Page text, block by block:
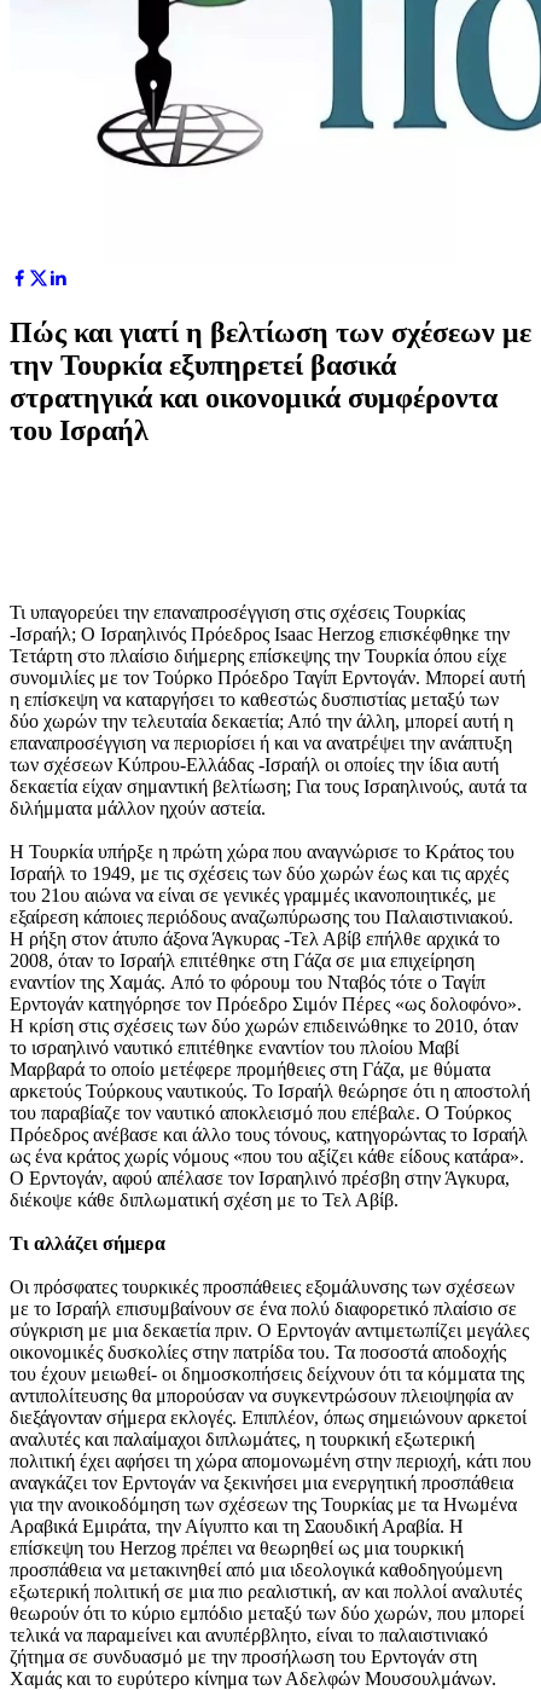
Πώς και γιατί η βελτίωση των σχέσεων με
την Τουρκία εξυπηρετεί βασικά
στρατηγικά και οικονομικά συμφέροντα
του Ισραήλ
Τι υπαγορεύει την επαναπροσέγγιση στις σχέσεις Τουρκίας
-Ισραήλ; Ο Ισραηλινός Πρόεδρος Isaac Herzog επισκέφθηκε την
Τετάρτη στο πλαίσιο διήμερης επίσκεψης την Τουρκία όπου είχε
συνομιλίες με τον Τούρκο Πρόεδρο Ταγίπ Ερντογάν. Μπορεί αυτή
η επίσκεψη να καταργήσει το καθεστώς δυσπιστίας μεταξύ των
δύο χωρών την τελευταία δεκαετία; Από την άλλη, μπορεί αυτή η
επαναπροσέγγιση να περιορίσει ή και να ανατρέψει την ανάπτυξη
των σχέσεων Κύπρου-Ελλάδας -Ισραήλ οι οποίες την ίδια αυτή
δεκαετία είχαν σημαντική βελτίωση; Για τους Ισραηλινούς, αυτά τα
διλήμματα μάλλον ηχούν αστεία.
Η Τουρκία υπήρξε η πρώτη χώρα που αναγνώρισε το Κράτος του
Ισραήλ το 1949, με τις σχέσεις των δύο χωρών έως και τις αρχές
του 21ου αιώνα να είναι σε γενικές γραμμές ικανοποιητικές, με
εξαίρεση κάποιες περιόδους αναζωπύρωσης του Παλαιστινιακού.
Η ρήξη στον άτυπο άξονα Άγκυρας -Τελ Αβίβ επήλθε αρχικά το
2008, όταν το Ισραήλ επιτέθηκε στη Γάζα σε μια επιχείρηση
εναντίον της Χαμάς. Από το φόρουμ του Νταβός τότε ο Ταγίπ
Ερντογάν κατηγόρησε τον Πρόεδρο Σιμόν Πέρες «ως δολοφόνο».
Η κρίση στις σχέσεις των δύο χωρών επιδεινώθηκε το 2010, όταν
το ισραηλινό ναυτικό επιτέθηκε εναντίον του πλοίου Μαβί
Μαρβαρά το οποίο μετέφερε προμήθειες στη Γάζα, με θύματα
αρκετούς Τούρκους ναυτικούς. Το Ισραήλ θεώρησε ότι η αποστολή
του παραβίαζε τον ναυτικό αποκλεισμό που επέβαλε. Ο Τούρκος
Πρόεδρος ανέβασε και άλλο τους τόνους, κατηγορώντας το Ισραήλ
ως ένα κράτος χωρίς νόμους «που του αξίζει κάθε είδους κατάρα».
Ο Ερντογάν, αφού απέλασε τον Ισραηλινό πρέσβη στην Άγκυρα,
διέκοψε κάθε διπλωματική σχέση με το Τελ Αβίβ.
Τι αλλάζει σήμερα
Οι πρόσφατες τουρκικές προσπάθειες εξομάλυνσης των σχέσεων
με το Ισραήλ επισυμβαίνουν σε ένα πολύ διαφορετικό πλαίσιο σε
σύγκριση με μια δεκαετία πριν. Ο Ερντογάν αντιμετωπίζει μεγάλες
οικονομικές δυσκολίες στην πατρίδα του. Τα ποσοστά αποδοχής
του έχουν μειωθεί- οι δημοσκοπήσεις δείχνουν ότι τα κόμματα της
αντιπολίτευσης θα μπορούσαν να συγκεντρώσουν πλειοψηφία αν
διεξάγονταν σήμερα εκλογές. Επιπλέον, όπως σημειώνουν αρκετοί
αναλυτές και παλαίμαχοι διπλωμάτες, η τουρκική εξωτερική
πολιτική έχει αφήσει τη χώρα απομονωμένη στην περιοχή, κάτι που
αναγκάζει τον Ερντογάν να ξεκινήσει μια ενεργητική προσπάθεια
για την ανοικοδόμηση των σχέσεων της Τουρκίας με τα Ηνωμένα
Αραβικά Εμιράτα, την Αίγυπτο και τη Σαουδική Αραβία. Η
επίσκεψη του Herzog πρέπει να θεωρηθεί ως μια τουρκική
προσπάθεια να μετακινηθεί από μια ιδεολογικά καθοδηγούμενη
εξωτερική πολιτική σε μια πιο ρεαλιστική, αν και πολλοί αναλυτές
θεωρούν ότι το κύριο εμπόδιο μεταξύ των δύο χωρών, που μπορεί
τελικά να παραμείνει και ανυπέρβλητο, είναι το παλαιστινιακό
ζήτημα σε συνδυασμό με την προσήλωση του Ερντογάν στη
Χαμάς και το ευρύτερο κίνημα των Αδελφών Μουσουλμάνων.